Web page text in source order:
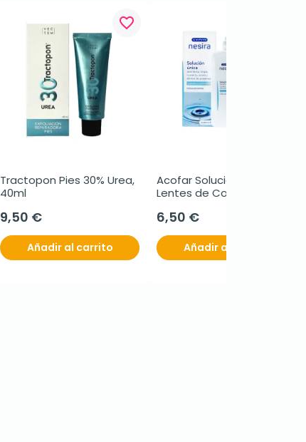
favorite_border
Tractopon Pies 30% Urea,
40ml
9,50 €
Añadir al carrito
Acofar Solución Única
Lentes de Contacto, 2 x
6,50 €
Añadir al carrito